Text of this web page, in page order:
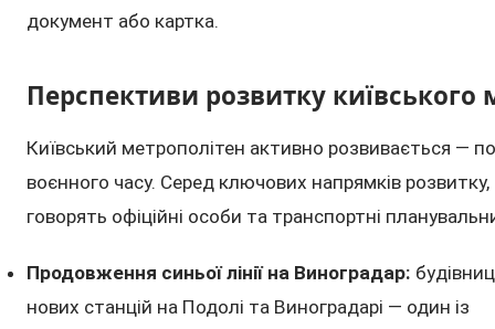
документ або картка.
Перспективи розвитку київського
Київський метрополітен активно розвивається —
воєнного часу. Серед ключових напрямків розвитку,
говорять офіційні особи та транспортні
Продовження синьої лінії на Виноградар:
нових станцій на Подолі та Виноградарі — один із